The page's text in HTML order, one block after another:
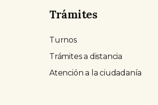
Trámites
Turnos
Trámites a distancia
Atención a la ciudadanía